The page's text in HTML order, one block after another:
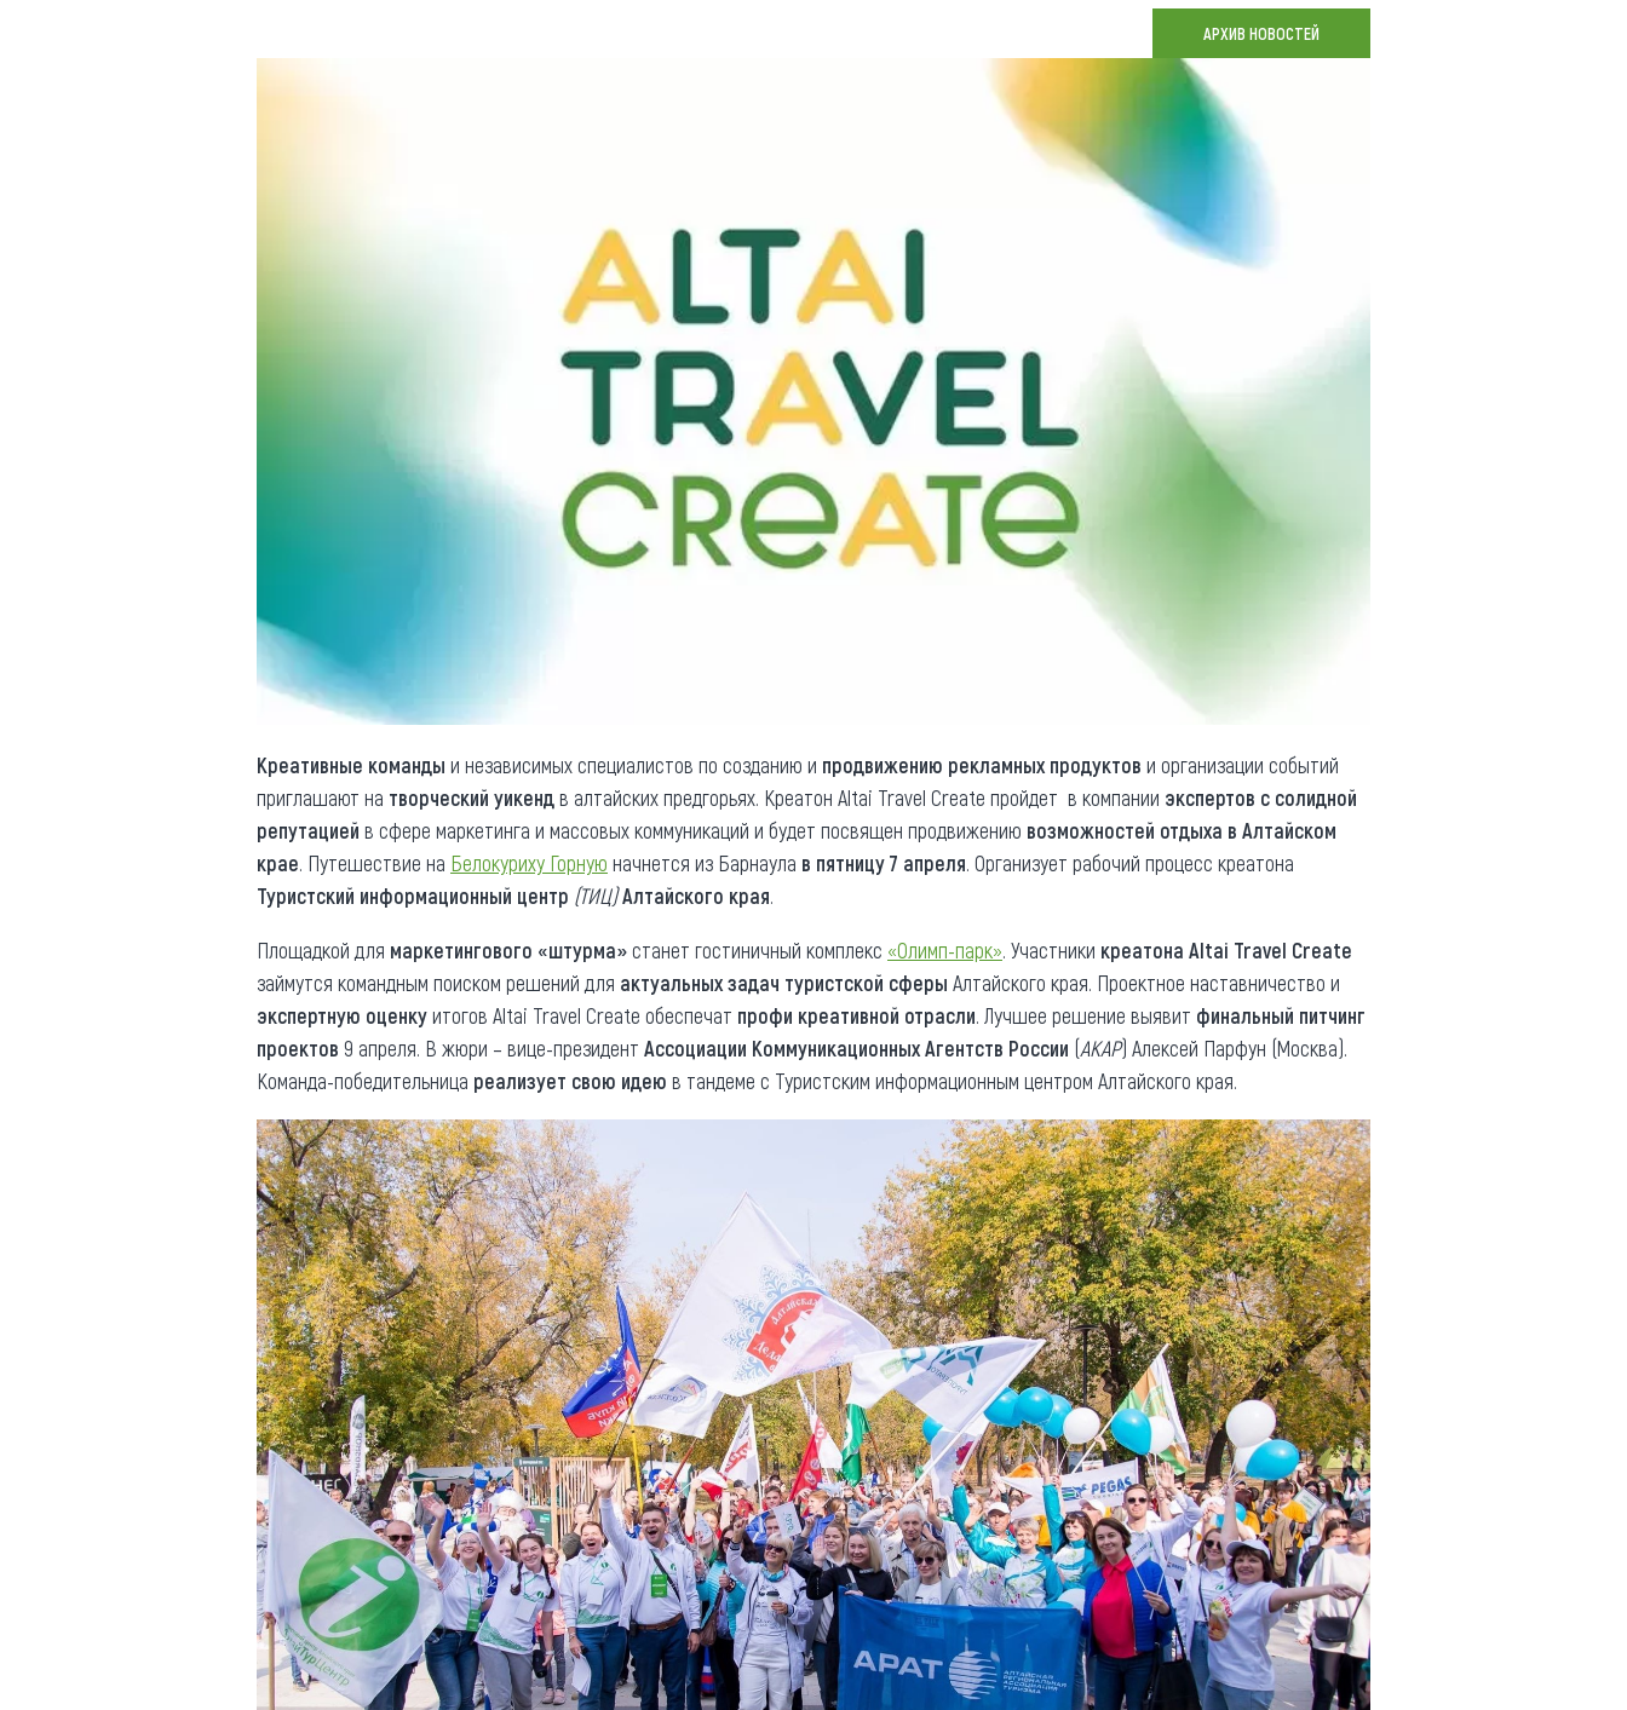
Общая информация
Люди, прославившие Алтай
Коллекция впечатлений
АРХИВ НОВОСТЕЙ
Креативные команды и независимых специалистов по созданию и продвижению рекламных продуктов и организации событий
приглашают на творческий уикендв алтайских предгорьях. Креатон Altai Travel Create пройдет в компании экспертов с солидной
репутацией в сфере маркетинга и массовых коммуникаций и будет посвящен продвижению возможностей отдыха в Алтайском
крае. Путешествие на Белокуриху Горную начнется из Барнаула в пятницу 7 апреля. Организует рабочий процесс креатона
Туристский информационный центр (ТИЦ)Алтайского края.
Площадкой для маркетингового «штурма»станет гостиничный комплекс «Олимп-парк». Участники креатона Altai Travel Create
займутся командным поиском решений для актуальных задач туристской сферы Алтайского края. Проектное наставничество и
экспертную оценкуитогов Altai Travel Create обеспечат профи креативной отрасли. Лучшее решение выявит финальный питчинг
проектов 9 апреля. В жюри – вице-президент Ассоциации Коммуникационных Агентств России (АКАР) Алексей Парфун (Москва).
Команда-победительница реализует свою идею в тандеме с Туристским информационным центром Алтайского края.